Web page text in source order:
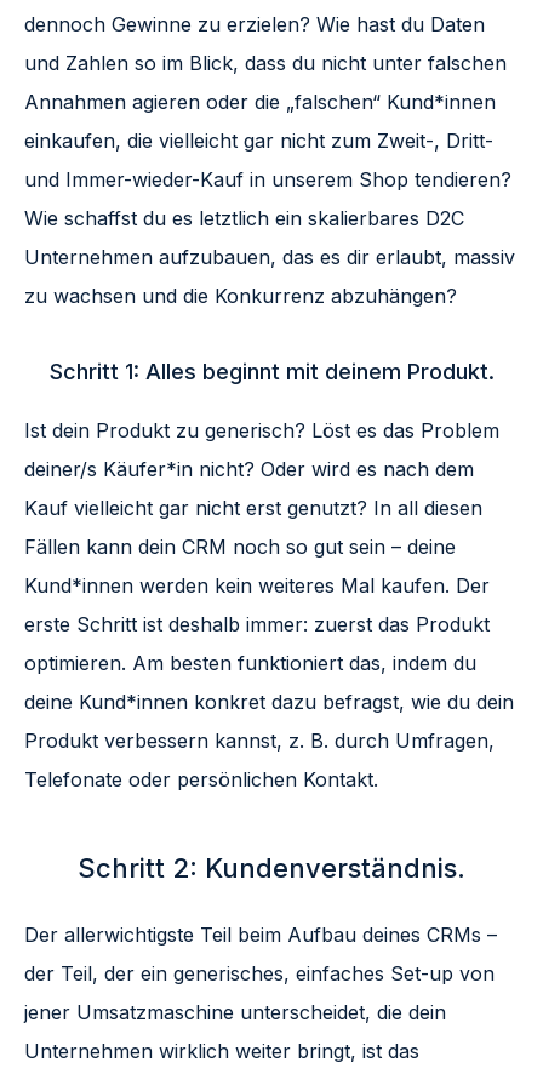
dennoch Gewinne zu erzielen? Wie hast du Daten
und Zahlen so im Blick, dass du nicht unter falschen
Annahmen agieren oder die „falschen“ Kund*innen
einkaufen, die vielleicht gar nicht zum Zweit-, Dritt-
und Immer-wieder-Kauf in unserem Shop tendieren?
Wie schaffst du es letztlich ein skalierbares D2C
Unternehmen aufzubauen, das es dir erlaubt, massiv
zu wachsen und die Konkurrenz abzuhängen?
Schritt 1: Alles beginnt mit deinem Produkt.
Ist dein Produkt zu generisch? Löst es das Problem
deiner/s Käufer*in nicht? Oder wird es nach dem
Kauf vielleicht gar nicht erst genutzt? In all diesen
Fällen kann dein CRM noch so gut sein – deine
Kund*innen werden kein weiteres Mal kaufen. Der
erste Schritt ist deshalb immer: zuerst das Produkt
optimieren. Am besten funktioniert das, indem du
deine Kund*innen konkret dazu befragst, wie du dein
Produkt verbessern kannst, z. B. durch Umfragen,
Telefonate oder persönlichen Kontakt.
Schritt 2: Kundenverständnis.
Der allerwichtigste Teil beim Aufbau deines CRMs –
der Teil, der ein generisches, einfaches Set-up von
jener Umsatzmaschine unterscheidet, die dein
Unternehmen wirklich weiter bringt, ist das